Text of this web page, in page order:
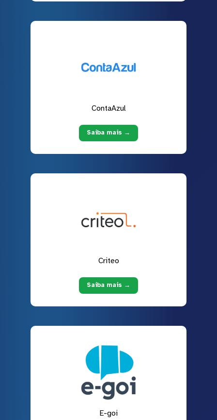
ContaAzul
Saiba mais →
Criteo
Saiba mais →
E-goi